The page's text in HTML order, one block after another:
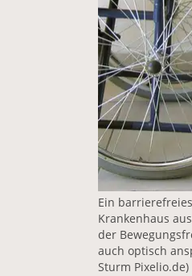
Ein
Krankenhaus
der
auch optisch
Sturm Pixelio.de)